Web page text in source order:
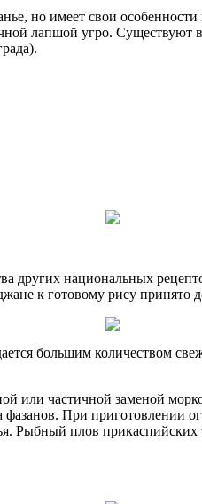
но имеет свои
лапшой угро. Существуют
других национальных
к готовому рису принято
большим количеством
или частичной заменой
фазанов. При
Рыбный плов